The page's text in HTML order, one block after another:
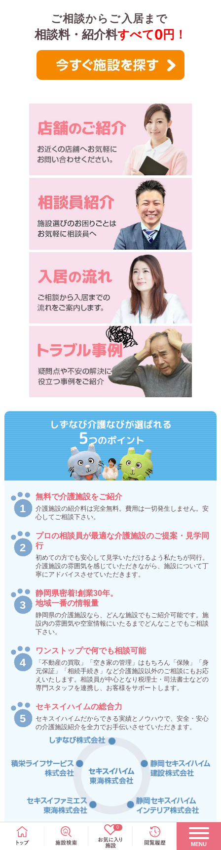
0
MENU
ご相談からご入居まで
相談料・紹介料すべて0 円！
しずなび介護なびが選ばれる
5つのポイント
無料で介護施設をご紹介
介護施設の紹介料は完全無料。費用は一切発生しません。安
心してご相談下さい。
プロの相談員が最適な介護施設のご提案・見学同
行
初めての方でも安心して見学いただけるよう私たちが同行。
介護施設の雰囲気を感じていただきながら、施設について丁
寧にアドバイスさせていただきます。
静岡県密着!創業30年。
地域一番の情報量
静岡県の介護施設なら、どんな施設でもご紹介可能です。施
設内の雰囲気や空室情報にいたるまでどんなことでもご相談
下さい。
ワンストップで何でも相談可能
「不動産の買取」「空き家の管理」はもちろん「保険」「身
元保証」「相続手続き」など介護施設以外のご相談にもお応
えいたします。相談員が中心となり税理士・司法書士などの
専門スタッフを連携し、お客様をサポートします。
セキスイハイムの総合力
セキスイハイムだからできる実績とノウハウで、安全・安心
の介護施設紹介を全力でお手伝いさせていただきます。